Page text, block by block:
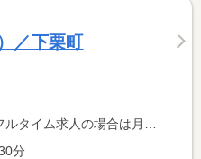
／下栗町
）、パート求人の場合は時間額を表示しています。
分